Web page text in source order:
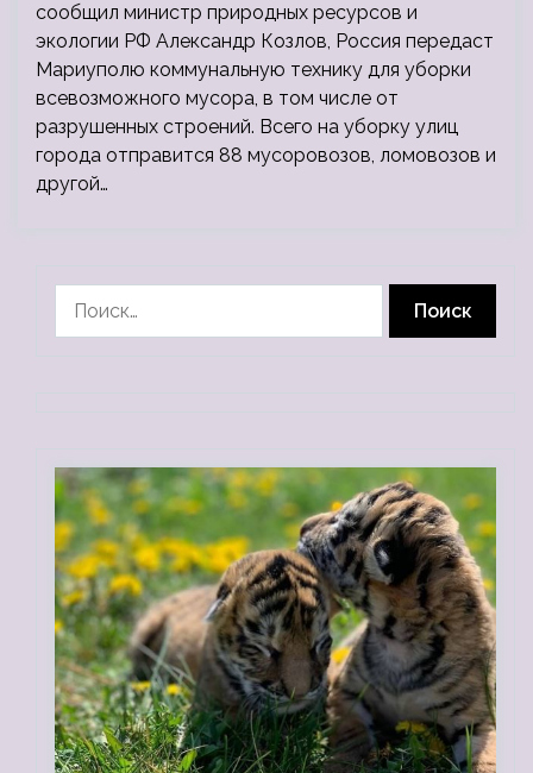
сообщил министр природных ресурсов и
экологии РФ Александр Козлов, Россия передаст
Мариуполю коммунальную технику для уборки
всевозможного мусора, в том числе от
разрушенных строений. Всего на уборку улиц
города отправится 88 мусоровозов, ломовозов и
другой…